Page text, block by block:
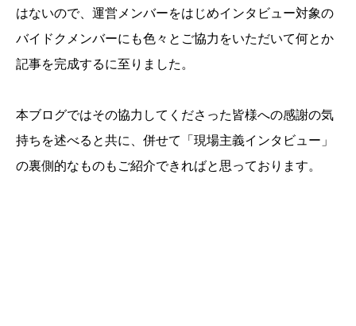
はないので、運営メンバーをはじめインタビュー対象の
バイドクメンバーにも色々とご協力をいただいて何とか
記事を完成するに至りました。
本ブログではその協力してくださった皆様への感謝の気
持ちを述べると共に、併せて「現場主義インタビュー」
の裏側的なものもご紹介できればと思っております。